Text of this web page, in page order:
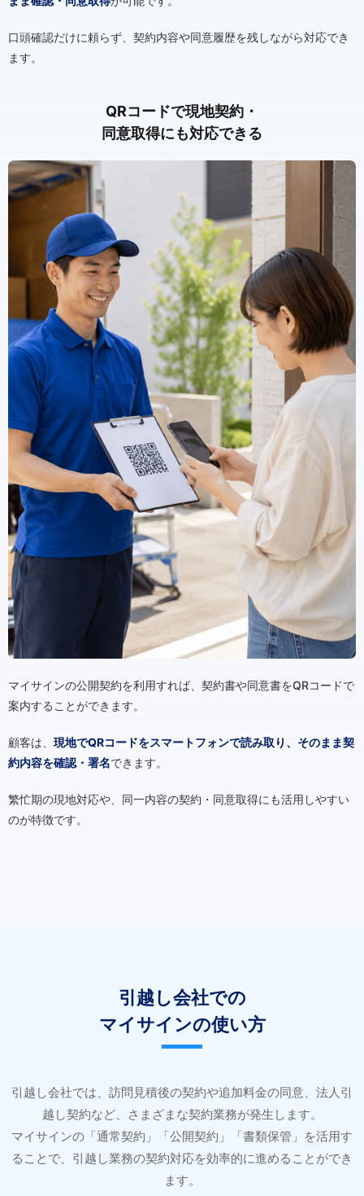
口頭確認だけに頼らず、契約内容や同意履歴を残しながら対応でき
ます。
QRコードで現地契約・
同意取得にも対応できる
マイサインの公開契約を利用すれば、契約書や同意書をQRコードで
案内することができます。
顧客は、 現地でQRコードをスマートフォンで読み取り、そのまま契
約内容を確認・署名できます。
繁忙期の現地対応や、同一内容の契約・同意取得にも活用しやすい
のが特徴です。
引越し会社での
マイサインの使い方
引越し会社では、訪問見積後の契約や追加料金の同意、法人引
越し契約など、さまざまな契約業務が発生します。
マイサインの「通常契約」「公開契約」「書類保管」を活用す
ることで、引越し業務の契約対応を効率的に進めることができ
ます。